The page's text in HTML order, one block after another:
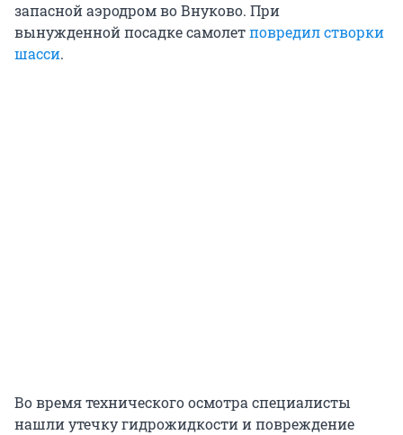
запасной аэродром во Внуково. При
вынужденной посадке самолетповредил створки
шасси.
Во время технического осмотра специалисты
нашли утечку гидрожидкости и повреждение